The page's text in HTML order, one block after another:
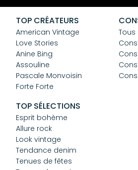
CGV
Confidentialité
Cookies
TOP CRÉATEURS
American Vintage
Love Stories
Anine Bing
Assouline
Pascale Monvoisin
Forte Forte
TOP SÉLECTIONS
Esprit bohème
Allure rock
Look vintage
Tendance denim
Tenues de fêtes